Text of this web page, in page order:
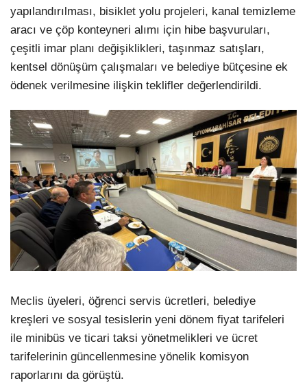
yapılandırılması, bisiklet yolu projeleri, kanal temizleme
aracı ve çöp konteyneri alımı için hibe başvuruları,
çeşitli imar planı değişiklikleri, taşınmaz satışları,
kentsel dönüşüm çalışmaları ve belediye bütçesine ek
ödenek verilmesine ilişkin teklifler değerlendirildi.
Meclis üyeleri, öğrenci servis ücretleri, belediye
kreşleri ve sosyal tesislerin yeni dönem fiyat tarifeleri
ile minibüs ve ticari taksi yönetmelikleri ve ücret
tarifelerinin güncellenmesine yönelik komisyon
raporlarını da görüştü.